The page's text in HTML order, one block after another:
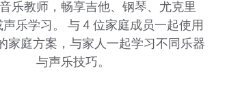
乐教师，畅享吉他、钢琴、尤克里
乐学习。
与 4 位家庭成员一起使用
家庭方案，与家人一起学习不同乐器
与声乐技巧。